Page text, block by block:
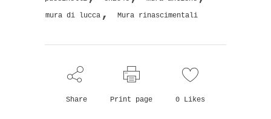
mura di lucca , Mura rinascimentali
Share Print page 0 Likes